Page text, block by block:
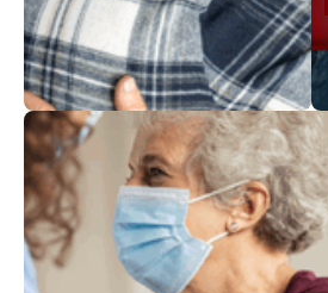
תהיו בריאים